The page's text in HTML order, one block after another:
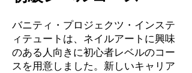
バニティ・プロジェクツ・インステ
ィテュートは、ネイルアートに興味
のある人向きに初心者レベルのコー
スを用意しました。新しいキャリア